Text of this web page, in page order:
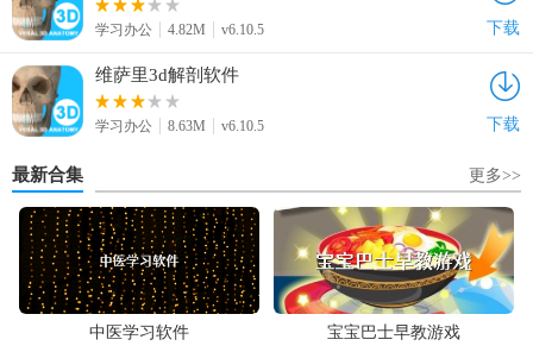
学习办公 4.82M v6.10.5 下载
维萨里3d解剖软件
学习办公 8.63M v6.10.5 下载
最新合集 更多>>
中医学习软件 宝宝巴士早教游戏